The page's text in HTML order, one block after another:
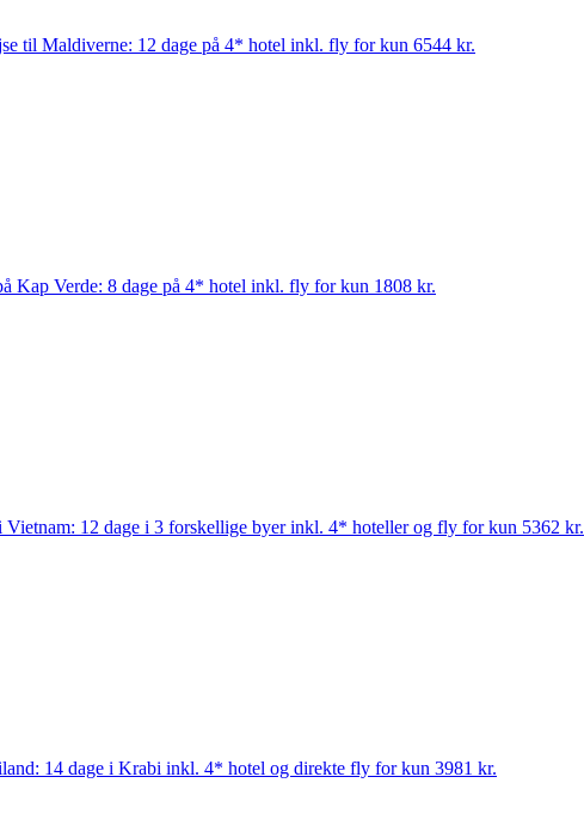
til Maldiverne: 12 dage på 4* hotel inkl. fly for kun 6544 kr.
Kap Verde: 8 dage på 4* hotel inkl. fly for kun 1808 kr.
Vietnam: 12 dage i 3 forskellige byer inkl. 4* hoteller og fly for kun 5362 kr.
14 dage i Krabi inkl. 4* hotel og direkte fly for kun 3981 kr.